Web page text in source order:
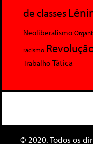
de classes
Neoliberalismo
racismo
Trabalho Tática
© 2020. Todos os